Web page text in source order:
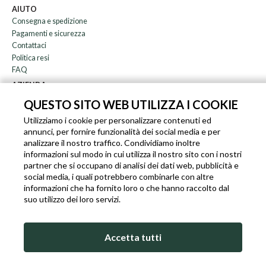
QUESTO SITO WEB UTILIZZA I COOKIE
Utilizziamo i cookie per personalizzare contenuti ed
annunci, per fornire funzionalità dei social media e per
analizzare il nostro traffico. Condividiamo inoltre
informazioni sul modo in cui utilizza il nostro sito con i nostri
partner che si occupano di analisi dei dati web, pubblicità e
social media, i quali potrebbero combinarle con altre
informazioni che ha fornito loro o che hanno raccolto dal
suo utilizzo dei loro servizi.
Accetta tutti
AIUTO
Consegna e spedizione
Pagamenti e sicurezza
Contattaci
Politica resi
FAQ
AZIENDA
Chi siamo
Blog
Affiliazione
EN IT FR DE